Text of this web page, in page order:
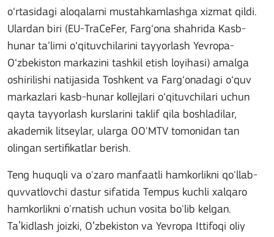
o‘rtasidagi aloqalarni mustahkamlashga xizmat qildi.
Ulardan biri (EU-TraCeFer, Farg‘ona shahrida Kasb-
hunar ta’limi o‘qituvchilarini tayyorlash Yevropa-
O‘zbekiston markazini tashkil etish loyihasi) amalga
oshirilishi natijasida Toshkent va Farg‘onadagi o‘quv
markazlari kasb-hunar kollejlari o‘qituvchilari uchun
qayta tayyorlash kurslarini taklif qila boshladilar,
akademik litseylar, ularga OO'MTV tomonidan tan
olingan sertifikatlar berish.
Teng huquqli va o'zaro manfaatli hamkorlikni qo'llab-
quvvatlovchi dastur sifatida Tempus kuchli xalqaro
hamkorlikni o'rnatish uchun vosita bo'lib kelgan.
Taʼkidlash joizki, Oʻzbekiston va Yevropa Ittifoqi oliy